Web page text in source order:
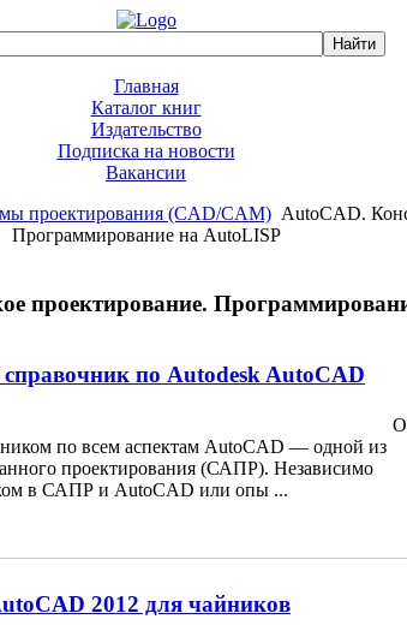
Главная
Каталог книг
Издательство
Подписка на новости
Вакансии
проектирования (CAD/CAM) AutoCAD.
Программирование на AutoLISP
проектирование.
по Autodesk AutoCAD
по всем аспектам AutoCAD — одной из
проектирования (САПР). Независимо
в САПР и AutoCAD или опы ...
2012 для чайников